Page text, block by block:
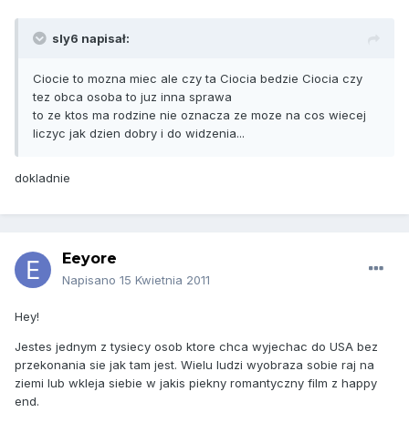
sly6 napisał:
Ciocie to mozna miec ale czy ta Ciocia bedzie Ciocia czy
tez obca osoba to juz inna sprawa
to ze ktos ma rodzine nie oznacza ze moze na cos wiecej
liczyc jak dzien dobry i do widzenia...
dokladnie
Eeyore
Napisano 15 Kwietnia 2011
Hey!
Jestes jednym z tysiecy osob ktore chca wyjechac do USA bez
przekonania sie jak tam jest. Wielu ludzi wyobraza sobie raj na
ziemi lub wkleja siebie w jakis piekny romantyczny film z happy
end.